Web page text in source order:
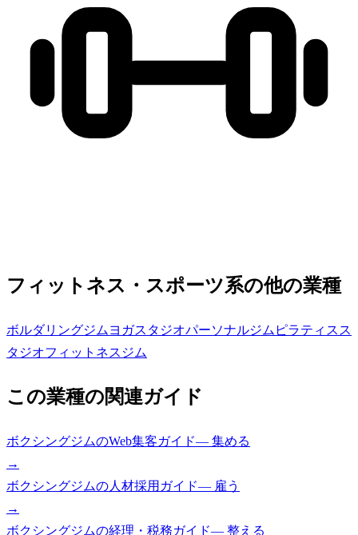
フィットネス・スポーツ系の他の業種
ボルダリングジム ヨガスタジオパーソナルジム ピラティスス
タジオフィットネスジム
この業種の関連ガイド
ボクシングジムのWeb集客ガイド— 集める
→
ボクシングジムの人材採用ガイド— 雇う
→
ボクシングジムの経理・税務ガイド— 整える